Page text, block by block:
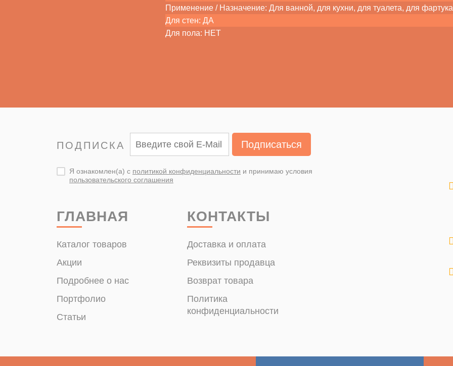
Применение / Назначение: Для ванной, для кухни, для туалета, для
Для стен: ДА
Для пола: НЕТ
ПОДПИСКА Подписаться
Я ознакомлен(а) с политикой конфиденциальности и принимаю условия
пользовательского соглашения
ГЛАВНАЯ
Каталог товаров
Акции
Подробнее о нас
Портфолио
Статьи
КОНТАКТЫ
Доставка и оплата
Реквизиты продавца
Возврат товара
Политика
конфиденциальности